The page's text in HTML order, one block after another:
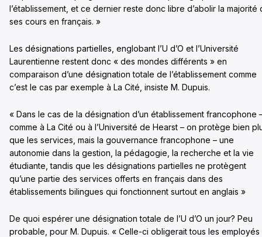
l’établissement, et ce dernier reste donc libre d’abolir la majorité
ses cours en français. »
Les désignations partielles, englobant l’U d’O et l’Université
Laurentienne restent donc « des mondes différents » en
comparaison d’une désignation totale de l’établissement comme
c’est le cas par exemple à La Cité, insiste M. Dupuis.
« Dans le cas de la désignation d’un établissement francophone
comme à La Cité ou à l’Université de Hearst – on protège bien
que les services, mais la gouvernance francophone – une
autonomie dans la gestion, la pédagogie, la recherche et la vie
étudiante, tandis que les désignations partielles ne protègent
qu’une partie des services offerts en français dans des
établissements bilingues qui fonctionnent surtout en anglais »
De quoi espérer une désignation totale de l’U d’O un jour? Peu
probable, pour M. Dupuis. « Celle-ci obligerait tous les employés